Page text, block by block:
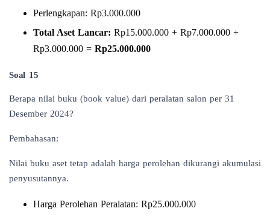
Perlengkapan: Rp3.000.000
Total Aset Lancar: Rp15.000.000 + Rp7.000.000 +
Rp3.000.000 = Rp25.000.000
Soal 15
Berapa nilai buku (book value) dari peralatan salon per 31
Desember 2024?
Pembahasan:
Nilai buku aset tetap adalah harga perolehan dikurangi akumulasi
penyusutannya.
Harga Perolehan Peralatan: Rp25.000.000